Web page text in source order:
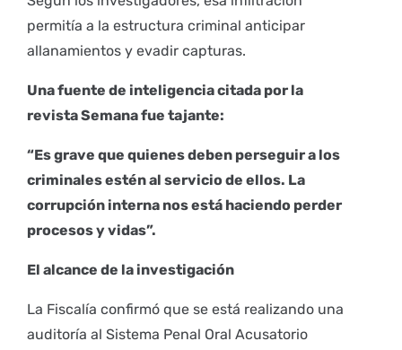
permitía a la estructura criminal anticipar
allanamientos y evadir capturas.
Una fuente de inteligencia citada por la
revista Semana fue tajante:
“Es grave que quienes deben perseguir a los
criminales estén al servicio de ellos. La
corrupción interna nos está haciendo perder
procesos y vidas”.
El alcance de la investigación
La Fiscalía confirmó que se está realizando una
auditoría al Sistema Penal Oral Acusatorio